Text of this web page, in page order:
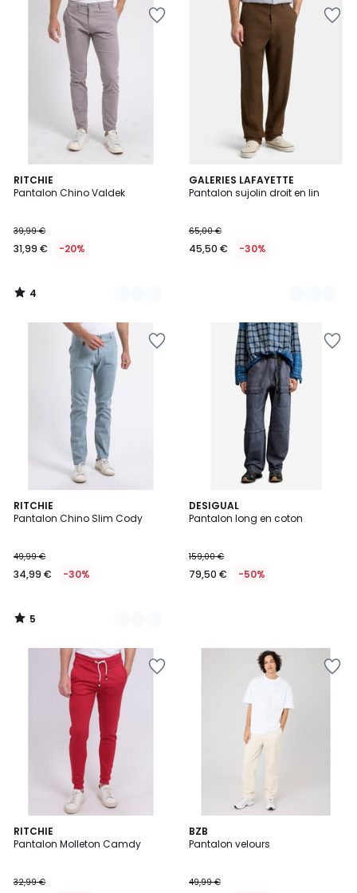
RITCHIE
Pantalon Chino Valdek
39,99 €
31,99 € -20%
4
/
6
Couleurs
4
/
GALERIES LAFAYETTE
Pantalon sujolin droit en lin
65,00 €
45,50 € -30%
3
Couleurs
RITCHIE
Pantalon Chino Slim Cody
49,99 €
34,99 € -30%
5
/
6
Couleurs
5
/
DESIGUAL
Pantalon long en coton
159,00 €
79,50 € -50%
RITCHIE
Pantalon Molleton Camdy
32,99 €
2
Couleurs
BZB
Pantalon velours
49,99 €